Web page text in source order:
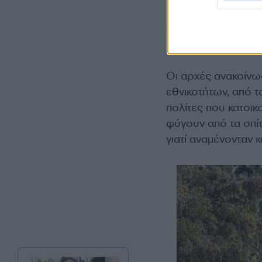
Εικόνες που
σε ύψος τα τρία
Οι αρχές
εθνικοτήτων, από
πολίτες που
φύγουν από τα
γιατί